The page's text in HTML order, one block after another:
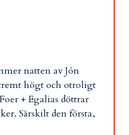
natten av Jón
högt och otroligt
+ Egalias döttrar
Särskilt den första,